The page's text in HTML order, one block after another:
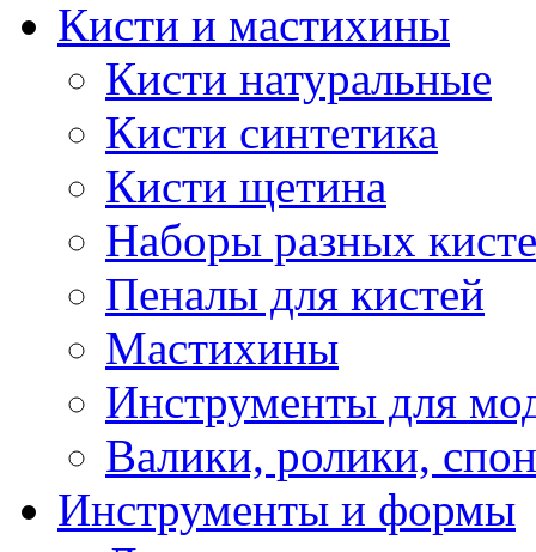
Кисти и мастихины
Кисти натуральные
Кисти синтетика
Кисти щетина
Наборы разных
Пеналы для кистей
Мастихины
Инструменты для
Валики, ролики,
Инструменты и формы